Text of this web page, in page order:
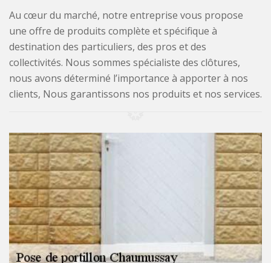
Au cœur du marché, notre entreprise vous propose
une offre de produits complète et spécifique à
destination des particuliers, des pros et des
collectivités. Nous sommes spécialiste des clôtures,
nous avons déterminé l’importance à apporter à nos
clients, Nous garantissons nos produits et nos services.